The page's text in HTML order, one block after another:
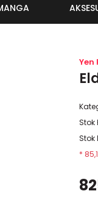
Yen
Stok
Stok
*